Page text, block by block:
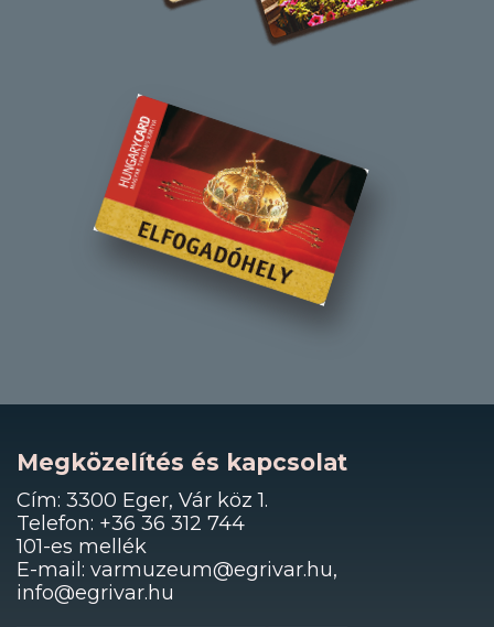
Megközelítés és kapcsolat
Cím: 3300 Eger, Vár köz 1.
Telefon: +36 36 312 744
101-es mellék
E-mail: varmuzeum@egrivar.hu,
info@egrivar.hu